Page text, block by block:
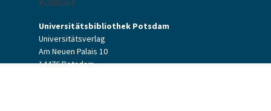
Universitätsbibliothek Potsdam
Universitätsverlag
Am Neuen Palais 10
14476 Potsdam